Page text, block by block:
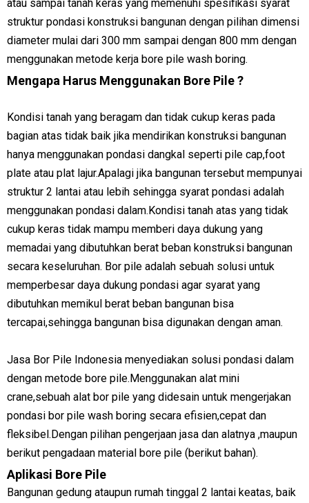
atau sampai tanah keras yang memenuhi spesifikasi syarat
struktur pondasi konstruksi bangunan dengan pilihan dimensi
diameter mulai dari 300 mm sampai dengan 800 mm dengan
menggunakan metode kerja bore pile wash boring.
Mengapa Harus Menggunakan Bore Pile ?
Kondisi tanah yang beragam dan tidak cukup keras pada
bagian atas tidak baik jika mendirikan konstruksi bangunan
hanya menggunakan pondasi dangkal seperti pile cap,foot
plate atau plat lajur.Apalagi jika bangunan tersebut mempunyai
struktur 2 lantai atau lebih sehingga syarat pondasi adalah
menggunakan pondasi dalam.Kondisi tanah atas yang tidak
cukup keras tidak mampu memberi daya dukung yang
memadai yang dibutuhkan berat beban konstruksi bangunan
secara keseluruhan. Bor pile adalah sebuah solusi untuk
memperbesar daya dukung pondasi agar syarat yang
dibutuhkan memikul berat beban bangunan bisa
tercapai,sehingga bangunan bisa digunakan dengan aman.
Jasa Bor Pile Indonesia menyediakan solusi pondasi dalam
dengan metode bore pile.Menggunakan alat mini
crane,sebuah alat bor pile yang didesain untuk mengerjakan
pondasi bor pile wash boring secara efisien,cepat dan
fleksibel.Dengan pilihan pengerjaan jasa dan alatnya ,maupun
berikut pengadaan material bore pile (berikut bahan).
Aplikasi Bore Pile
Bangunan gedung ataupun rumah tinggal 2 lantai keatas, baik